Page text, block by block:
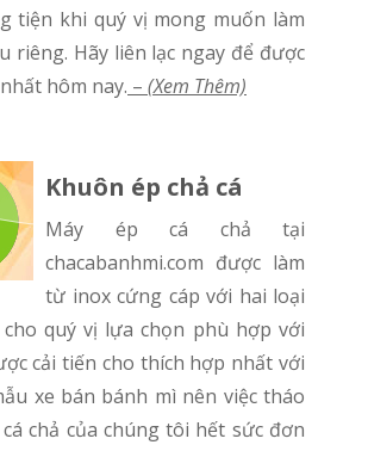
tiện khi quý vị mong muốn làm
riêng. Hãy liên lạc ngay để được
hôm nay. – (Xem Thêm)
Khuôn ép chả cá
Máy ép cá chả tại
chacabanhmi.com được làm
từ inox cứng cáp với hai loại
quý vị lựa chọn phù hợp với
cải tiến cho thích hợp nhất với
xe bán bánh mì nên việc tháo
chả của chúng tôi hết sức đơn